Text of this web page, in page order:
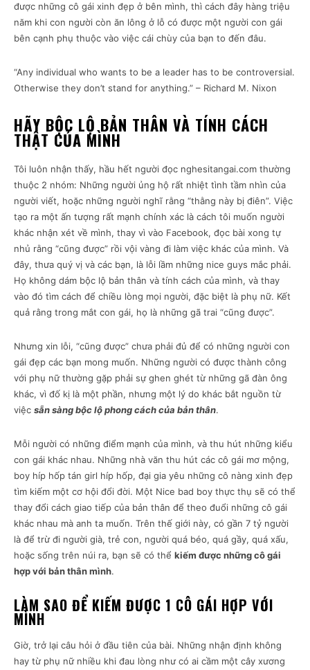
được những cô gái xinh đẹp ở bên mình, thì cách đây hàng triệu
năm khi con người còn ăn lông ở lỗ có được một người con gái
bên cạnh phụ thuộc vào việc cái chùy của bạn to đến đâu.
“Any individual who wants to be a leader has to be controversial.
Otherwise they don’t stand for anything.” – Richard M. Nixon
HÃY BỘC LỘ BẢN THÂN VÀ TÍNH CÁCH
THẬT CỦA MÌNH
Tôi luôn nhận thấy, hầu hết người đọc nghesitangai.com thường
thuộc 2 nhóm: Những người ủng hộ rất nhiệt tình tầm nhìn của
người viết, hoặc những người nghĩ rằng “thằng này bị điên”. Việc
tạo ra một ấn tượng rất mạnh chính xác là cách tôi muốn người
khác nhận xét về mình, thay vì vào Facebook, đọc bài xong tự
nhủ rằng “cũng được” rồi vội vàng đi làm việc khác của mình. Và
đây, thưa quý vị và các bạn, là lỗi lầm những nice guys mắc phải.
Họ không dám bộc lộ bản thân và tính cách của mình, và thay
vào đó tìm cách để chiều lòng mọi người, đặc biệt là phụ nữ. Kết
quả rằng trong mắt con gái, họ là những gã trai “cũng được”.
Nhưng xin lỗi, “cũng được” chưa phải đủ để có những người con
gái đẹp các bạn mong muốn. Những người có được thành công
với phụ nữ thường gặp phải sự ghen ghét từ những gã đàn ông
khác, vì đố kị là một phần, nhưng một lý do khác bắt nguồn từ
việc sẵn sàng bộc lộ phong cách của bản thân.
Mỗi người có những điểm mạnh của mình, và thu hút những kiểu
con gái khác nhau. Những nhà văn thu hút các cô gái mơ mộng,
boy híp hốp tán girl híp hốp, đại gia yêu những cô nàng xinh đẹp
tìm kiếm một cơ hội đổi đời. Một Nice bad boy thực thụ sẽ có thể
thay đổi cách giao tiếp của bản thân để theo đuổi những cô gái
khác nhau mà anh ta muốn. Trên thế giới này, có gần 7 tỷ người
là để trừ đi người già, trẻ con, người quá béo, quá gầy, quá xấu,
hoặc sống trên núi ra, bạn sẽ có thể kiếm được những cô gái
hợp với bản thân mình.
LÀM SAO ĐỂ KIẾM ĐƯỢC 1 CÔ GÁI HỢP VỚI
MÌNH
Giờ, trở lại câu hỏi ở đầu tiên của bài. Những nhận định không
hay từ phụ nữ nhiều khi đau lòng như có ai cầm một cây xương